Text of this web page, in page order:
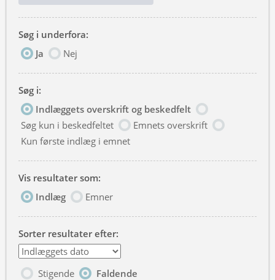
Søg i underfora:
Ja
Nej
Søg i:
Indlæggets overskrift og beskedfelt
Søg kun i beskedfeltet
Emnets overskrift
Kun første indlæg i emnet
Vis resultater som:
Indlæg
Emner
Sorter resultater efter:
Stigende Faldende